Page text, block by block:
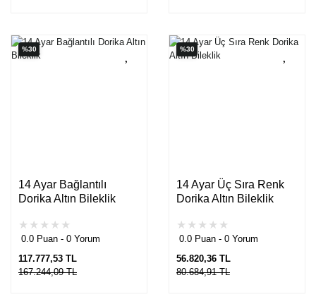
%30
14 Ayar Bağlantılı
Dorika Altın Bileklik
0.0 Puan - 0 Yorum
117.777,53 TL
167.244,09 TL
%30
14 Ayar Üç Sıra Renk
Dorika Altın Bileklik
0.0 Puan - 0 Yorum
56.820,36 TL
80.684,91 TL